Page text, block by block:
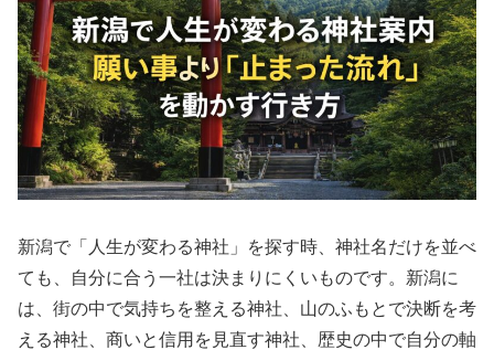
新潟で「人生が変わる神社」を探す時、神社名だけを並べ
ても、自分に合う一社は決まりにくいものです。新潟に
は、街の中で気持ちを整える神社、山のふもとで決断を考
える神社、商いと信用を見直す神社、歴史の中で自分の軸